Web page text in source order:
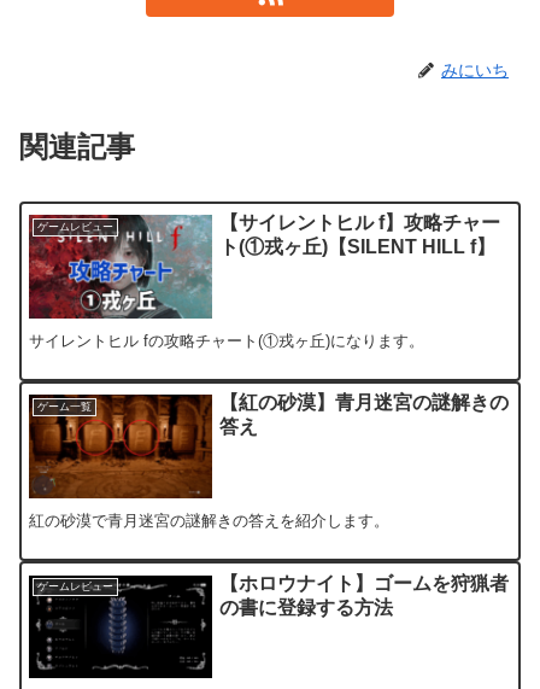
みにいち
関連記事
ゲームレビュー
【サイレントヒル f】攻略チャー
ト(①戎ヶ丘)【SILENT HILL f】
サイレントヒル fの攻略チャート(①戎ヶ丘)になります。
ゲーム一覧
【紅の砂漠】青月迷宮の謎解きの
答え
紅の砂漠で青月迷宮の謎解きの答えを紹介します。
ゲームレビュー
【ホロウナイト】ゴームを狩猟者
の書に登録する方法